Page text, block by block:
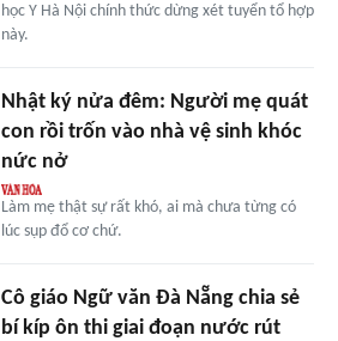
học Y Hà Nội chính thức dừng xét tuyển tổ hợp
này.
Nhật ký nửa đêm: Người mẹ quát
con rồi trốn vào nhà vệ sinh khóc
nức nở
Làm mẹ thật sự rất khó, ai mà chưa từng có
lúc sụp đổ cơ chứ.
Cô giáo Ngữ văn Đà Nẵng chia sẻ
bí kíp ôn thi giai đoạn nước rút